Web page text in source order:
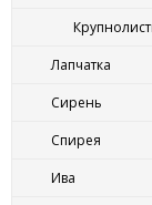
Лапчатка
Сирень
Спирея
Ива